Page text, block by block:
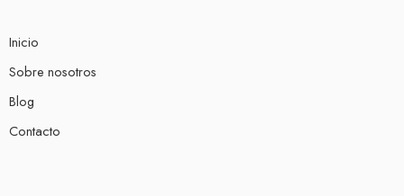
Inicio
Sobre nosotros
Blog
Contacto